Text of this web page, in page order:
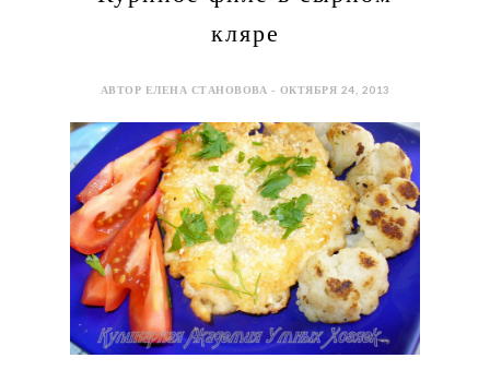
кляре
АВТОР ЕЛЕНА СТАНОВОВА - ОКТЯБРЯ 24, 2013